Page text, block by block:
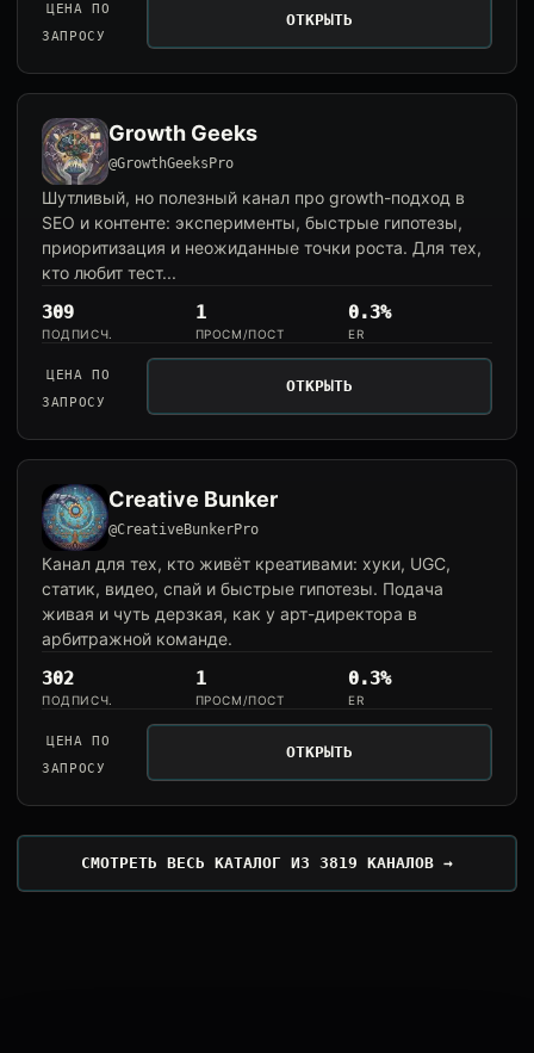
ЦЕНА ПО
ЗАПРОСУ
ОТКРЫТЬ
Growth Geeks
@GrowthGeeksPro
Шутливый, но полезный канал про growth-подход в
SEO и контенте: эксперименты, быстрые гипотезы,
приоритизация и неожиданные точки роста. Для тех,
кто любит тест...
309
ПОДПИСЧ.
1
ПРОСМ/ПОСТ
0.3%
ER
ЦЕНА ПО
ЗАПРОСУ
ОТКРЫТЬ
Creative Bunker
@CreativeBunkerPro
Канал для тех, кто живёт креативами: хуки, UGC,
статик, видео, спай и быстрые гипотезы. Подача
живая и чуть дерзкая, как у арт-директора в
арбитражной команде.
302
ПОДПИСЧ.
1
ПРОСМ/ПОСТ
0.3%
ER
ЦЕНА ПО
ЗАПРОСУ
ОТКРЫТЬ
СМОТРЕТЬ ВЕСЬ КАТАЛОГ ИЗ 3819 КАНАЛОВ →